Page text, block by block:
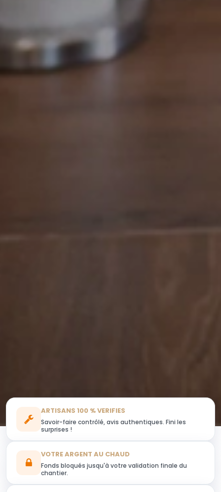
ARTISANS 100 % VERIFIES
Savoir-faire contrôlé, avis authentiques. Fini les
surprises !
VOTRE ARGENT AU CHAUD
Fonds bloqués jusqu'à votre validation finale du
chantier.